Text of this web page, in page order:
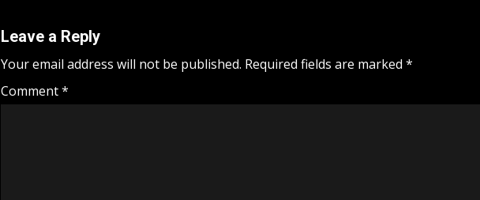
Leave a Reply
Your email address will not be published. Required fields are marked *
Comment*